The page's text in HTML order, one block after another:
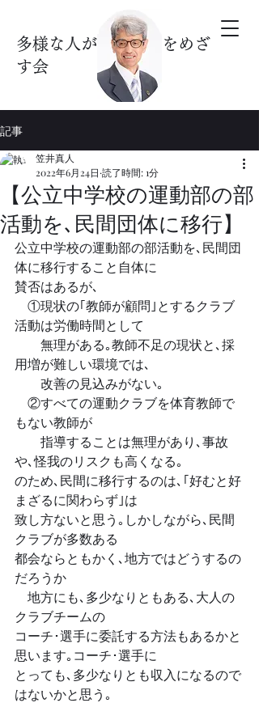
多様な人が暮らす街をめざ
す会
記事
【公立中学校の運動部の部
活動を､民間団体に移行】
笠井真人
2022年6月24日 読了時間: 1分
公立中学校の運動部の部活動を､民間団
体に移行すること自体に
賛否はあるが､
①現状の｢教師が顧問｣とするクラブ
活動は労働時間として
無理がある｡教師不足の現状と､採
用増が難しい環境では､
改善の見込みがない｡
②すべての運動クラブを体育教師で
もない教師が
指導することは無理があり､事故
や､怪我のリスクも高くなる｡
のため､民間に移行するのは､｢好むと好
まざるに関わらず｣は
致し方ないと思う｡しかしながら､民間
クラブが多数ある
都会ならともかく､地方ではどうするの
だろうか
地方にも､多少なりともある､大人の
クラブチームの
コーチ･選手に委託する方法もあるかと
思います｡コーチ･選手に
とっても､多少なりとも収入になるので
はないかと思う｡